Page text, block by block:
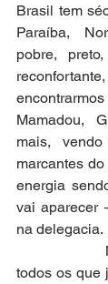
Brasil tem
Paraíba,
pobre,
Mamadou,
mais,
marcantes
energia
vai aparecer
na delegacia.
Meu
todos os que